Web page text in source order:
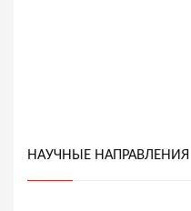
НАУЧНЫЕ НАПРАВЛЕНИЯ